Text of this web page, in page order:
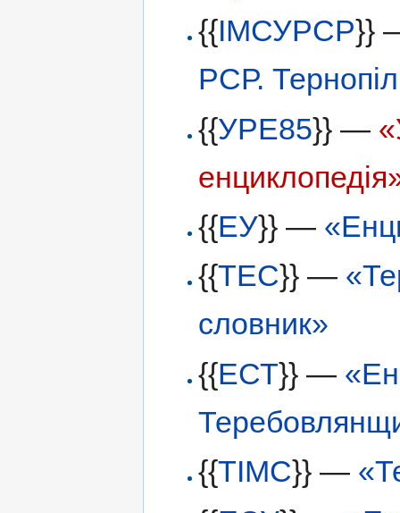
{{ІМСУРСР}}
РСР.
{{УРЕ85}} —
{{ЕУ}} —
{{ТЕС}} —
словник»
{{ЕСТ}} —
{{ТІМС}} —